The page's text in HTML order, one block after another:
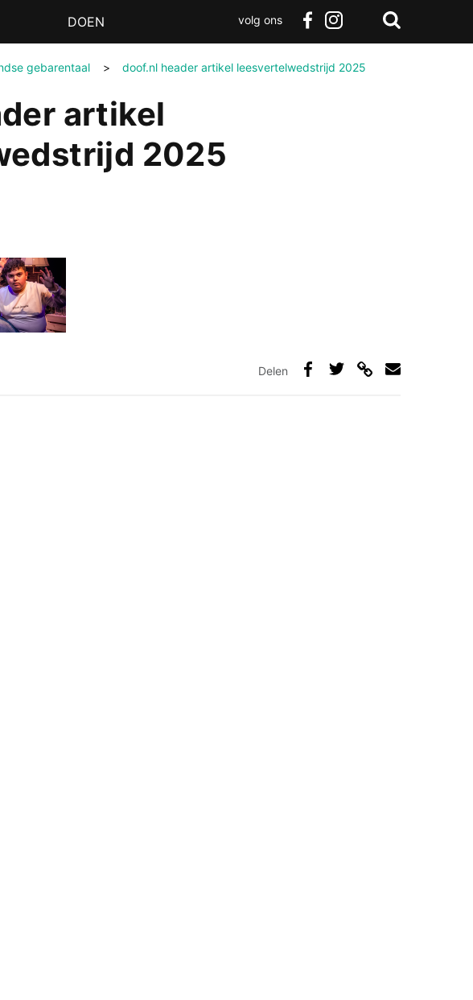
DOEN
volg ons
gebarentaal > doof.nl header artikel leesvertelwedstrijd 2025
artikel
2025
Delen
Zoeken
Terug
boven